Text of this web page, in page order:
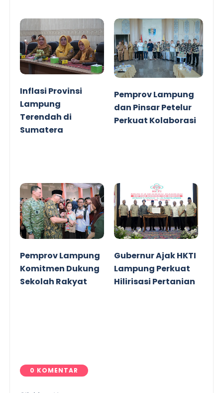
Inflasi Provinsi
Lampung
Terendah di
Sumatera
Pemprov Lampung
dan Pinsar Petelur
Perkuat Kolaborasi
Pemprov Lampung
Komitmen Dukung
Sekolah Rakyat
Gubernur Ajak HKTI
Lampung Perkuat
Hilirisasi Pertanian
0 KOMENTAR